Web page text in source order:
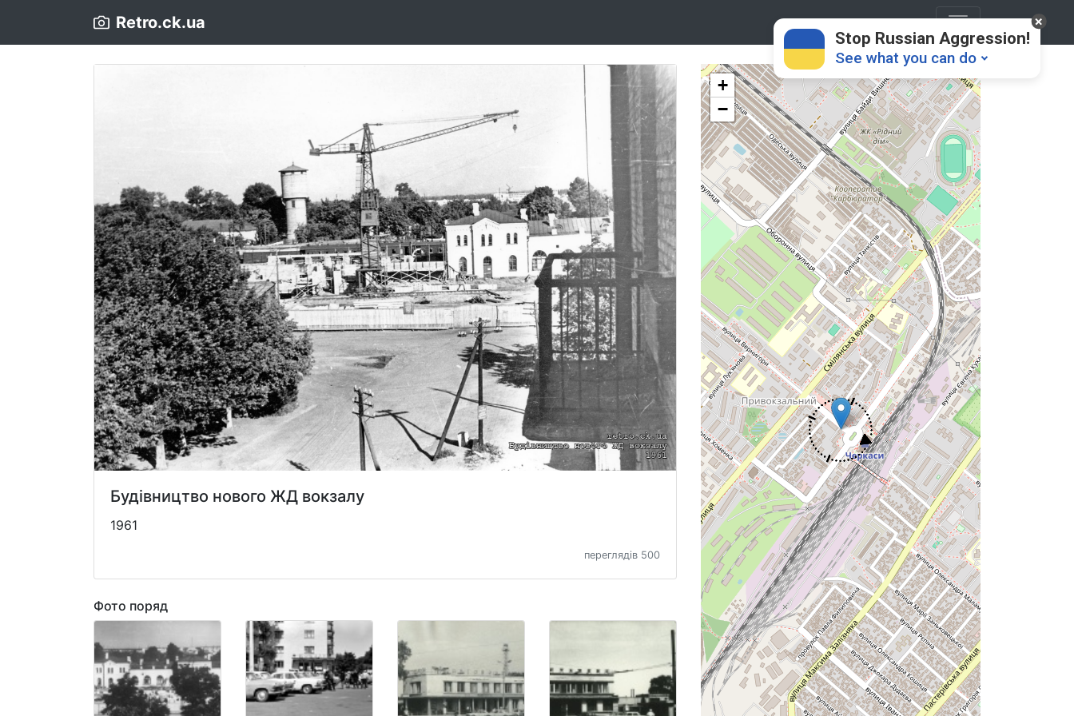
Retro.ck.ua
Будівництво нового ЖД вокзалу
1961
переглядів 500
Фото поряд
+
−
Stop Russian Aggression!
See what you can do
Donate
Support Ukraine
Share this widget